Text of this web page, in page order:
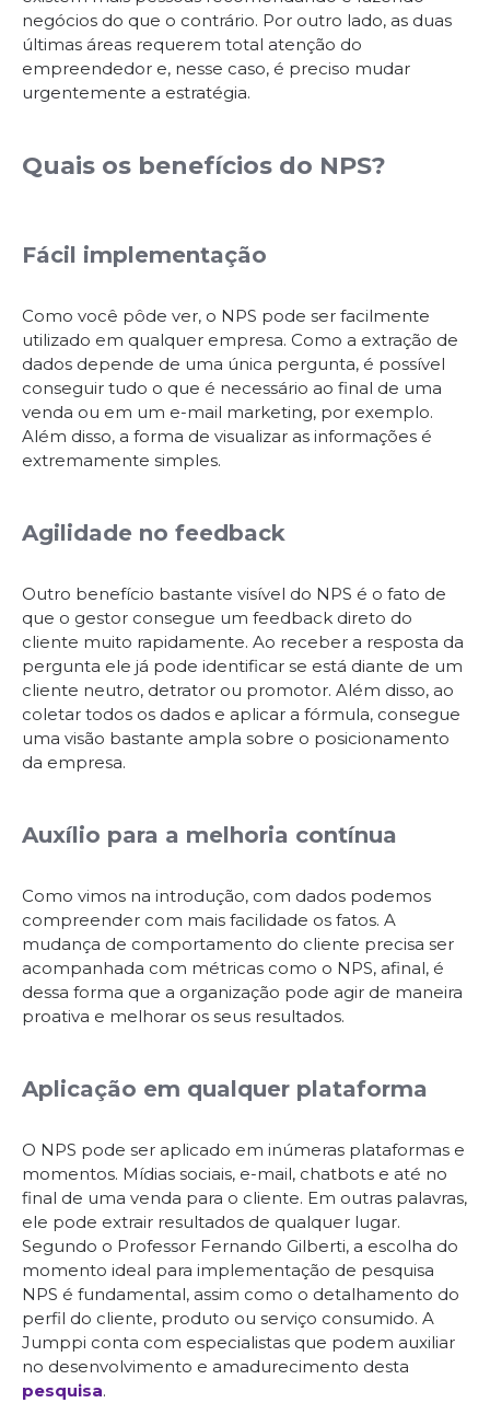
negócios do que o contrário. Por outro lado, as duas
últimas áreas requerem total atenção do
empreendedor e, nesse caso, é preciso mudar
urgentemente a estratégia.
Quais os benefícios do NPS?
Fácil implementação
Como você pôde ver, o NPS pode ser facilmente
utilizado em qualquer empresa. Como a extração de
dados depende de uma única pergunta, é possível
conseguir tudo o que é necessário ao final de uma
venda ou em um e-mail marketing, por exemplo.
Além disso, a forma de visualizar as informações é
extremamente simples.
Agilidade no feedback
Outro benefício bastante visível do NPS é o fato de
que o gestor consegue um feedback direto do
cliente muito rapidamente. Ao receber a resposta da
pergunta ele já pode identificar se está diante de um
cliente neutro, detrator ou promotor. Além disso, ao
coletar todos os dados e aplicar a fórmula, consegue
uma visão bastante ampla sobre o posicionamento
da empresa.
Auxílio para a melhoria contínua
Como vimos na introdução, com dados podemos
compreender com mais facilidade os fatos. A
mudança de comportamento do cliente precisa ser
acompanhada com métricas como o NPS, afinal, é
dessa forma que a organização pode agir de maneira
proativa e melhorar os seus resultados.
Aplicação em qualquer plataforma
O NPS pode ser aplicado em inúmeras plataformas e
momentos. Mídias sociais, e-mail, chatbots e até no
final de uma venda para o cliente. Em outras palavras,
ele pode extrair resultados de qualquer lugar.
Segundo o Professor Fernando Gilberti, a escolha do
momento ideal para implementação de pesquisa
NPS é fundamental, assim como o detalhamento do
perfil do cliente, produto ou serviço consumido. A
Jumppi conta com especialistas que podem auxiliar
no desenvolvimento e amadurecimento desta
pesquisa.